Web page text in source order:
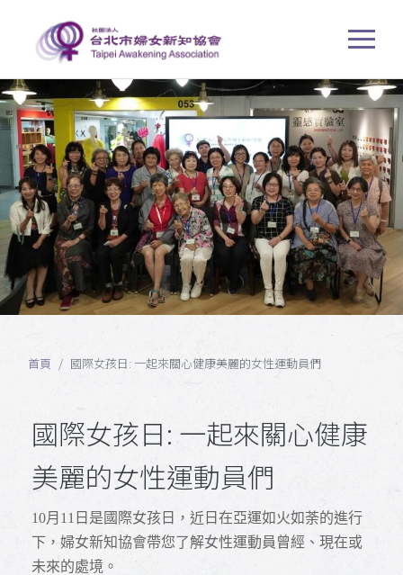
首頁 國際女孩日: 一起來關心健康美麗的女性運動員們
國際女孩日: 一起來關心健康
美麗的女性運動員們
10月11日是國際女孩日，近日在亞運如火如荼的進行
下，婦女新知協會帶您了解女性運動員曾經、現在或
未來的處境。